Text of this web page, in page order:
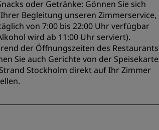
oder Getränke: Gönnen Sie sich
Begleitung unseren Zimmerservice,
von 7:00 bis 22:00 Uhr verfügbar
wird ab 11:00 Uhr serviert).
der Öffnungszeiten des Restaurants
Sie auch Gerichte von der Speisekarte
Stockholm direkt auf Ihr Zimmer